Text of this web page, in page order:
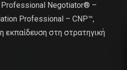
Professional Negotiator® –
Professional – CNP™,
εκπαίδευση στη στρατηγική